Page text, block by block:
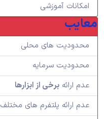
امکانات آموزشی
معایب
محدودیت های محلی
محدودیت سرمایه
عدم ارائه برخی از ابزارها
عدم ارائه پلتفرم های مختلف